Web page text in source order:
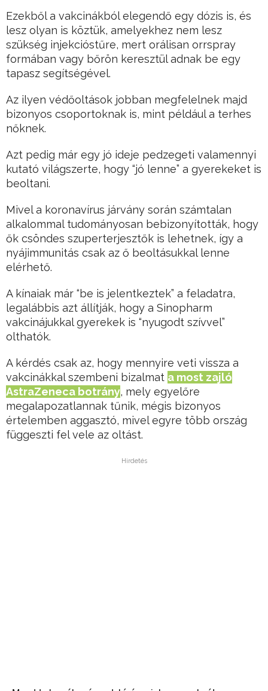
Ezekből a vakcinákból elegendő egy dózis is, és
lesz olyan is köztük, amelyekhez nem lesz
szükség injekcióstűre, mert orálisan orrspray
formában vagy bőrön keresztül adnak be egy
tapasz segítségével.
Az ilyen védőoltások jobban megfelelnek majd
bizonyos csoportoknak is, mint például a terhes
nőknek.
Azt pedig már egy jó ideje pedzegeti valamennyi
kutató világszerte, hogy “jó lenne” a gyerekeket is
beoltani.
Mivel a koronavírus járvány során számtalan
alkalommal tudományosan bebizonyították, hogy
ők csöndes szuperterjesztők is lehetnek, így a
nyájimmunitás csak az ő beoltásukkal lenne
elérhető.
A kínaiak már “be is jelentkeztek” a feladatra,
legalábbis azt állítják, hogy a Sinopharm
vakcinájukkal gyerekek is “nyugodt szívvel”
olthatók.
A kérdés csak az, hogy mennyire veti vissza a
vakcinákkal szembeni bizalmat a most zajló
AstraZeneca botrány, mely egyelőre
megalapozatlannak tűnik, mégis bizonyos
értelemben aggasztó, mivel egyre több ország
függeszti fel vele az oltást.
Hirdetés